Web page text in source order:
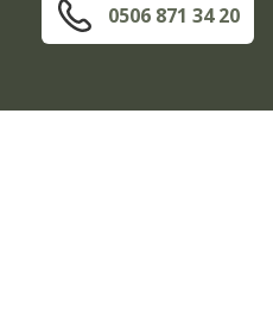
0506 871 34 20